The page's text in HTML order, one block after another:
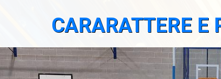
CARARATTERE E